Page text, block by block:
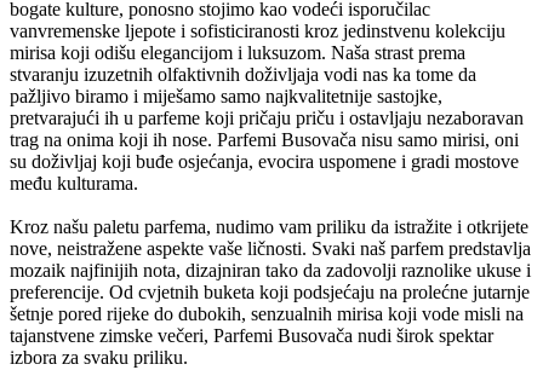
bogate kulture, ponosno stojimo kao vodeći isporučilac
vanvremenske ljepote i sofisticiranosti kroz jedinstvenu kolekciju
mirisa koji odišu elegancijom i luksuzom. Naša strast prema
stvaranju izuzetnih olfaktivnih doživljaja vodi nas ka tome da
pažljivo biramo i miješamo samo najkvalitetnije sastojke,
pretvarajući ih u parfeme koji pričaju priču i ostavljaju nezaboravan
trag na onima koji ih nose. Parfemi Busovača nisu samo mirisi, oni
su doživljaj koji buđe osjećanja, evocira uspomene i gradi mostove
među kulturama.
Kroz našu paletu parfema, nudimo vam priliku da istražite i otkrijete
nove, neistražene aspekte vaše ličnosti. Svaki naš parfem predstavlja
mozaik najfinijih nota, dizajniran tako da zadovolji raznolike ukuse i
preferencije. Od cvjetnih buketa koji podsjećaju na prolećne jutarnje
šetnje pored rijeke do dubokih, senzualnih mirisa koji vode misli na
tajanstvene zimske večeri, Parfemi Busovača nudi širok spektar
izbora za svaku priliku.